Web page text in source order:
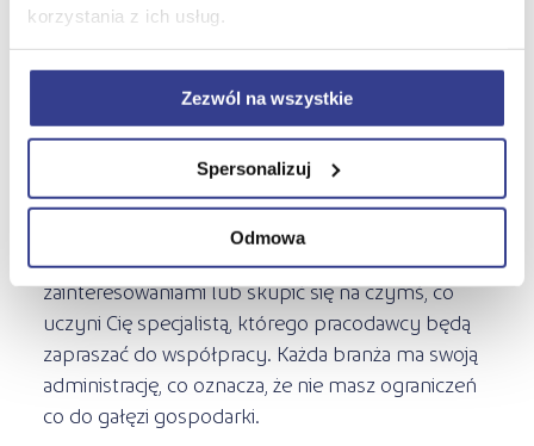
korzystania z ich usług.
Zezwól na wszystkie
Spersonalizuj
Odmowa
Nauka w szkole policealnej Żak na kierunku
Technik administracji pozwoli Ci zdobyć zawód,
który zawsze jest na topie. Tylko dwa lata nauki,
po których przed Tobą wiele lat ciekawego życia
zawodowego z bogatymi możliwościami.
Technik administracji to zajęcie z perspektywami.
Możesz rozwijać się, dokształcać zgodnie z
zainteresowaniami lub skupić się na czymś, co
uczyni Cię specjalistą, którego pracodawcy będą
zapraszać do współpracy. Każda branża ma swoją
administrację, co oznacza, że nie masz ograniczeń
co do gałęzi gospodarki.